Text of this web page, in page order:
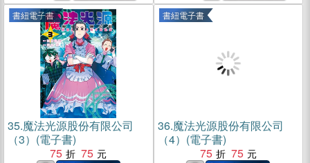
書紐電子書
35.魔法光源股份有限公司
（3）(電子書)
75
75
書紐電子書
36.魔法光源股份有限公司
（4）(電子書)
75
75